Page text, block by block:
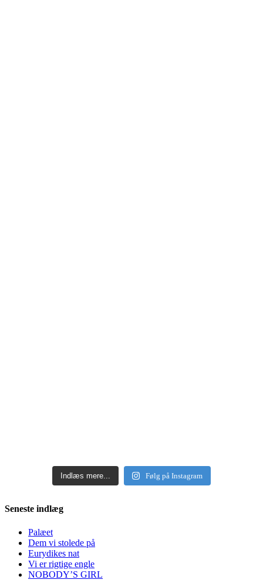
Indlæs mere... Følg på Instagram
Seneste indlæg
Palæet
Dem vi stolede på
Eurydikes nat
Vi er rigtige engle
NOBODY’S GIRL